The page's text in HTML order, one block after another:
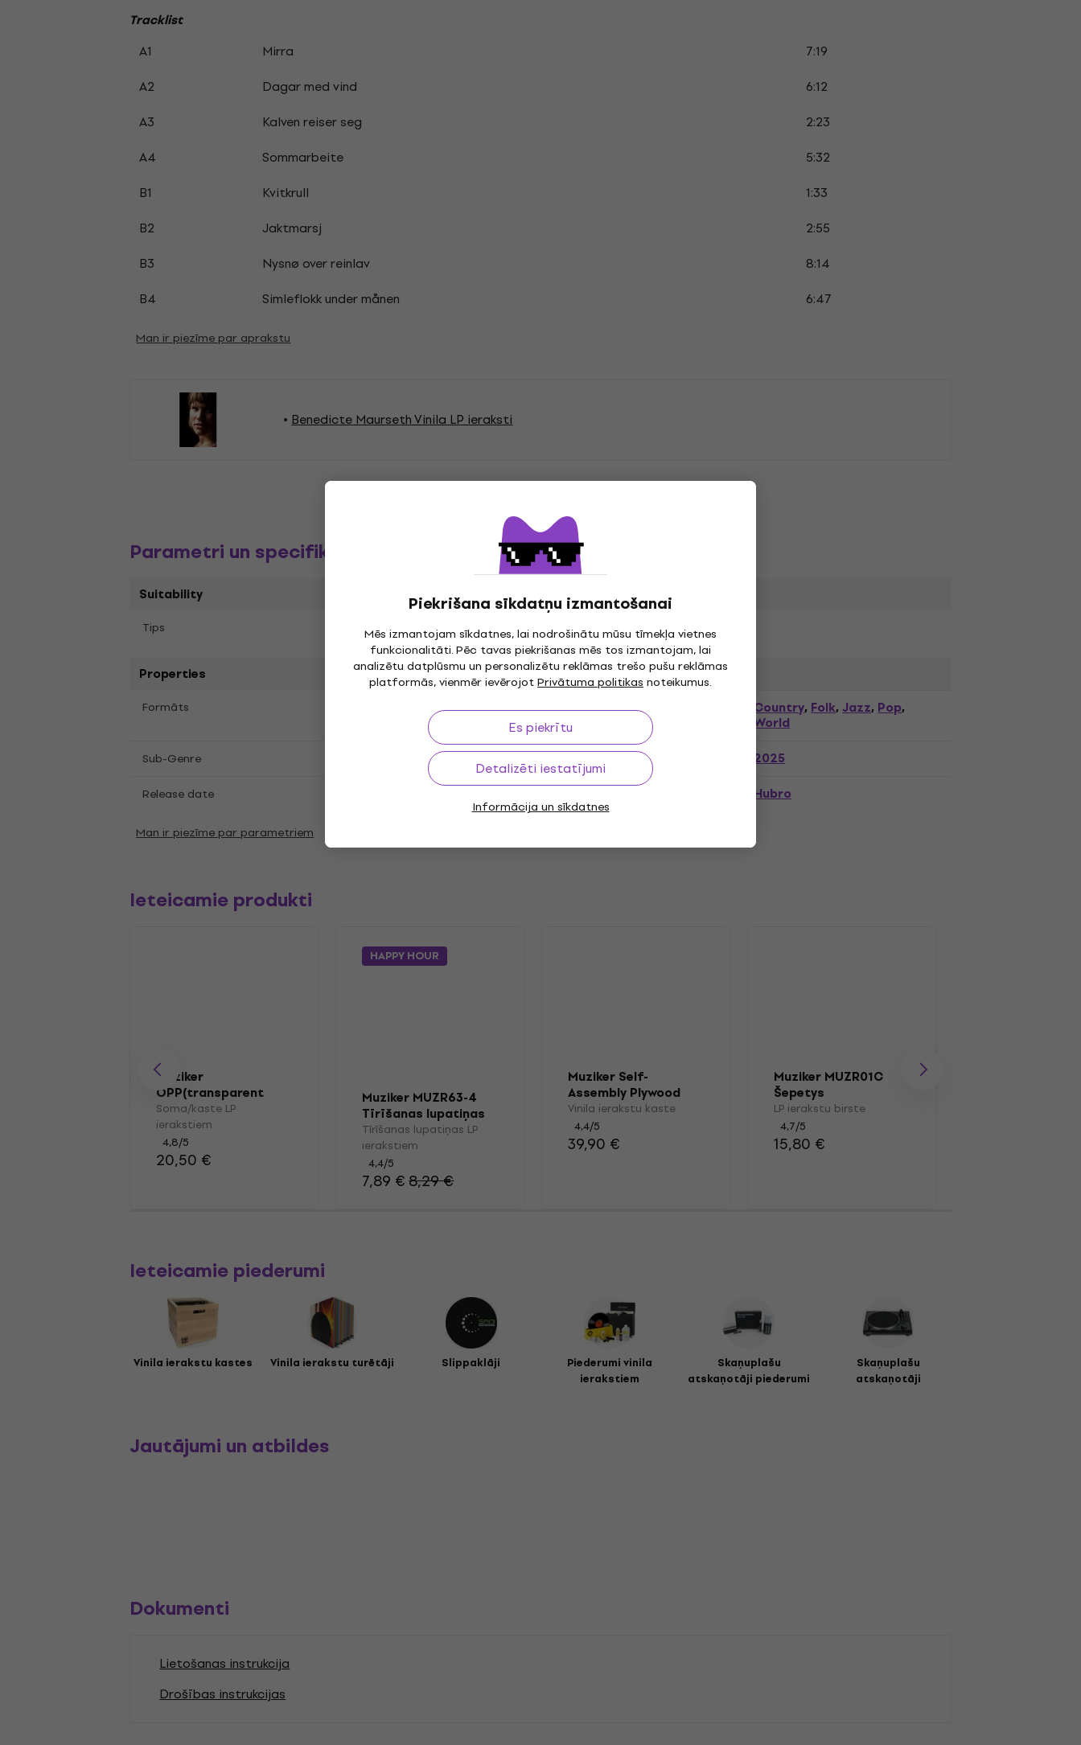
Piekrišana sīkdatņu izmantošanai
Mēs izmantojam sīkdatnes, lai nodrošinātu mūsu tīmekļa vietnes
funkcionalitāti. Pēc tavas piekrišanas mēs tos izmantojam, lai
analizētu datplūsmu un personalizētu reklāmas trešo pušu reklāmas
platformās, vienmēr ievērojotPrivātuma politikasnoteikumus.
Es piekrītu
Detalizēti iestatījumi
Informācija un sīkdatnes
Tracklist
A1 Mirra
7:19
A2
Dagar med vind
6:12
A3
Kalven reiser seg
2:23
A4
Sommarbeite
5:32
B1
Kvitkrull
1:33
B2
Jaktmarsj
2:55
B3
Nysnø over reinlav
8:14
B4
Simleflokk under månen 6:47
Man ir piezīme par aprakstu
Benedicte Maurseth Vinila LP ieraksti
Parametri un specifikācijas
Suitability
Tips LP record
Properties
Formāts Genre Country,Folk,Jazz,Pop,
World
Sub-Genre Release year 2025
Release date Hubro
Man ir piezīme par parametriem
Ieteicamie produkti
Muziker
OPP(transparent
plastic) Vinyl Record
Outer Sleeve Pack
100
Soma/kaste LP
ierakstiem
4,8/5
20,50 €
HAPPY HOUR
Muziker MUZR63-4
Tīrīšanas lupatiņas
LP ierakstiem
Tīrīšanas lupatiņas LP
ierakstiem
4,4/5
7,89 €8,29 €
Muziker Self-
Assembly Plywood
Record Storage
Crate with wheels
Vinila ierakstu kaste
4,4/5
39,90 €
Muziker MUZR01C
Šepetys
LP ierakstu birste
4,7/5
15,80 €
Ieteicamie piederumi
Vinila ierakstu kastes Vinila ierakstu turētāji Slippaklāji
Piederumi vinila
ierakstiem
Skaņuplašu
atskaņotāji piederumi
Skaņuplašu
atskaņotāji
Jautājumi un atbildes
Dokumenti
Lietošanas instrukcija
Drošības instrukcijas